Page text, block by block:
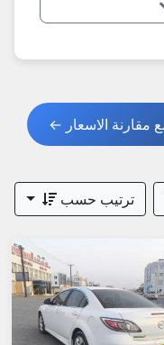
مقارنة الاسعار ←
ترتيب حسب